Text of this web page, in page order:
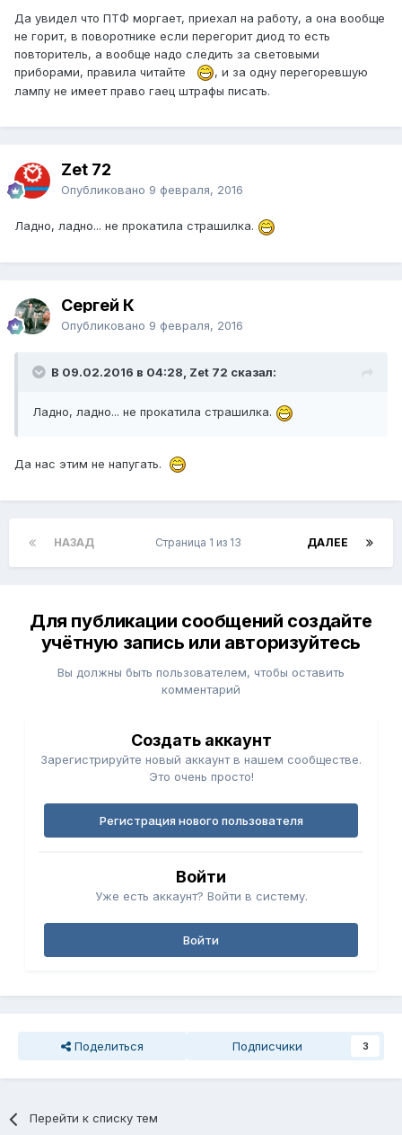
Да увидел что ПТФ моргает, приехал на работу, а она вообще
не горит, в поворотнике если перегорит диод то есть
повторитель, а вообще надо следить за световыми
приборами, правила читайте
, и за одну перегоревшую
лампу не имеет право гаец штрафы писать.
Zet 72
Опубликовано 9 февраля, 2016
Ладно, ладно... не прокатила страшилка.
Сергей К
Опубликовано 9 февраля, 2016
В 09.02.2016 в 04:28, Zet 72 сказал:
Ладно, ладно... не прокатила страшилка.
Да нас этим не напугать.
НАЗАД ДАЛЕЕ
Страница 1 из 13
Для публикации сообщений создайте
учётную запись или авторизуйтесь
Вы должны быть пользователем, чтобы оставить
комментарий
Создать аккаунт
Зарегистрируйте новый аккаунт в нашем сообществе.
Это очень просто!
Регистрация нового пользователя
Войти
Уже есть аккаунт? Войти в систему.
Войти
Поделиться Подписчики 3
Перейти к списку тем